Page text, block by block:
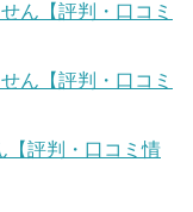
ん【評判・口コミ
ん【評判・口コミ
【評判・口コミ情